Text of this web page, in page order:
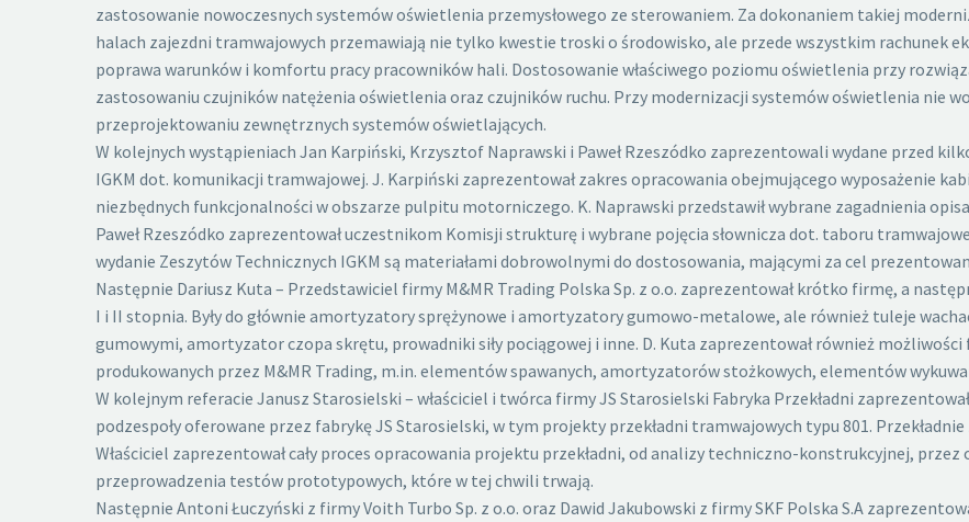
zastosowanie nowoczesnych systemów oświetlenia przemysłowego ze sterowaniem. Za dokonaniem takiej
halach zajezdni tramwajowych przemawiają nie tylko kwestie troski o środowisko, ale przede wszystkim rachunek
poprawa warunków i komfortu pracy pracowników hali. Dostosowanie właściwego poziomu oświetlenia przy
zastosowaniu czujników natężenia oświetlenia oraz czujników ruchu. Przy modernizacji systemów oświetlenia nie
przeprojektowaniu zewnętrznych systemów oświetlających.
W kolejnych wystąpieniach Jan Karpiński, Krzysztof Naprawski i Paweł Rzeszódko zaprezentowali wydane przed
IGKM dot. komunikacji tramwajowej. J. Karpiński zaprezentował zakres opracowania obejmującego wyposażenie
niezbędnych funkcjonalności w obszarze pulpitu motorniczego. K. Naprawski przedstawił wybrane zagadnienia
Paweł Rzeszódko zaprezentował uczestnikom Komisji strukturę i wybrane pojęcia słownicza dot. taboru
wydanie Zeszytów Technicznych IGKM są materiałami dobrowolnymi do dostosowania, mającymi za cel
Następnie Dariusz Kuta – Przedstawiciel firmy M&MR Trading Polska Sp. z o.o. zaprezentował krótko firmę, a
I i II stopnia. Były do głównie amortyzatory sprężynowe i amortyzatory gumowo-metalowe, ale również tuleje
gumowymi, amortyzator czopa skrętu, prowadniki siły pociągowej i inne. D. Kuta zaprezentował również
produkowanych przez M&MR Trading, m.in. elementów spawanych, amortyzatorów stożkowych, elementów
W kolejnym referacie Janusz Starosielski – właściciel i twórca firmy JS Starosielski Fabryka Przekładni
podzespoły oferowane przez fabrykę JS Starosielski, w tym projekty przekładni tramwajowych typu 801.
Właściciel zaprezentował cały proces opracowania projektu przekładni, od analizy techniczno-konstrukcyjnej, przez
przeprowadzenia testów prototypowych, które w tej chwili trwają.
Następnie Antoni Łuczyński z firmy Voith Turbo Sp. z o.o. oraz Dawid Jakubowski z firmy SKF Polska S.A